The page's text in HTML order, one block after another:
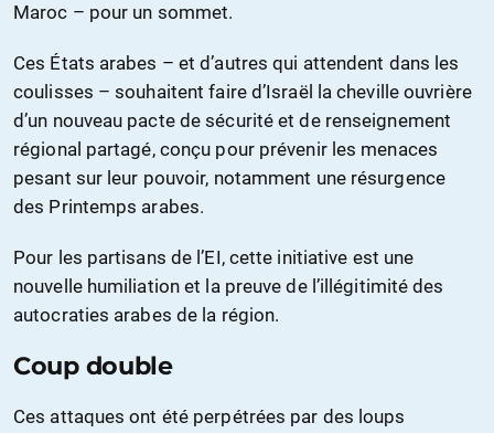
Maroc – pour un sommet.
Ces États arabes – et d’autres qui attendent dans les
coulisses – souhaitent faire d’Israël la cheville ouvrière
d’un nouveau pacte de sécurité et de renseignement
régional partagé, conçu pour prévenir les menaces
pesant sur leur pouvoir, notamment une résurgence
des Printemps arabes.
Pour les partisans de l’EI, cette initiative est une
nouvelle humiliation et la preuve de l’illégitimité des
autocraties arabes de la région.
Coup double
Ces attaques ont été perpétrées par des loups